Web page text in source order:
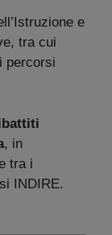
e
tra cui
percorsi
, in
tra i
INDIRE.